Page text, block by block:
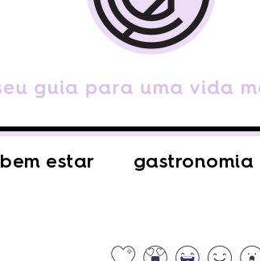
bem estar gastronomia